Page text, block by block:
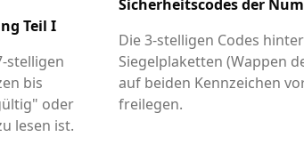
Teil I
stelligen
bis
oder
lesen ist.
Sicherheitscodes der
Die 3-stelligen Codes
Siegelplaketten (Wappen
auf beiden Kennzeichen
freilegen.